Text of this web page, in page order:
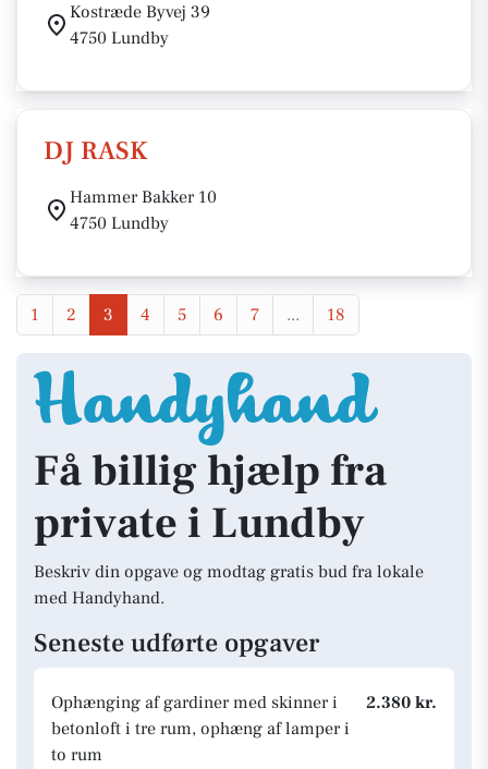
Kostræde Byvej 39
4750 Lundby
DJ RASK
Hammer Bakker 10
4750 Lundby
1 2 3 4 5 6 7 ... 18
Få billig hjælp fra
private i Lundby
Beskriv din opgave og modtag gratis bud fra lokale
med Handyhand.
Seneste udførte opgaver
Ophænging af gardiner med skinner i
betonloft i tre rum, ophæng af lamper i
to rum
2.380 kr.